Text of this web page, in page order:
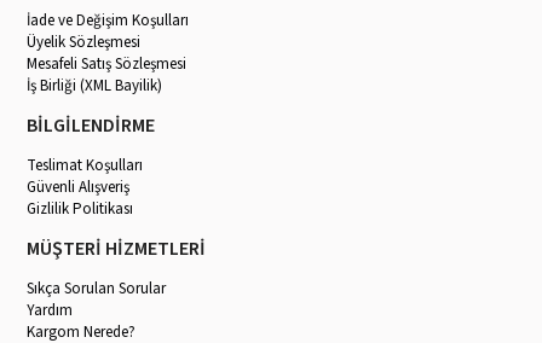
İade ve Değişim Koşulları
Üyelik Sözleşmesi
Mesafeli Satış Sözleşmesi
İş Birliği (XML Bayilik)
BİLGİLENDİRME
Teslimat Koşulları
Güvenli Alışveriş
Gizlilik Politikası
MÜŞTERİ HİZMETLERİ
Sıkça Sorulan Sorular
Yardım
Kargom Nerede?